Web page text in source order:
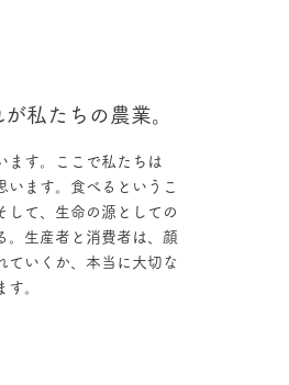
私たちの農業。
す。ここで私たちは
います。食べるというこ
して、生命の源としての
。生産者と消費者は、顔
ていくか、本当に大切な
。